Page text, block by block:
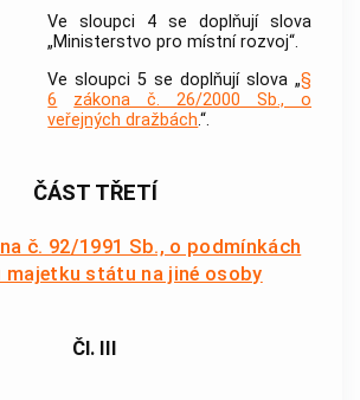
Ve sloupci 4 se doplňují slova
„Ministerstvo pro místní rozvoj“.
Ve sloupci 5 se doplňují slova „§
6
zákona č. 26/2000 Sb., o
veřejných dražbách.“.
ČÁST TŘETÍ
č. 92/1991 Sb., o podmínkách
majetku státu na jiné osoby
Čl. III